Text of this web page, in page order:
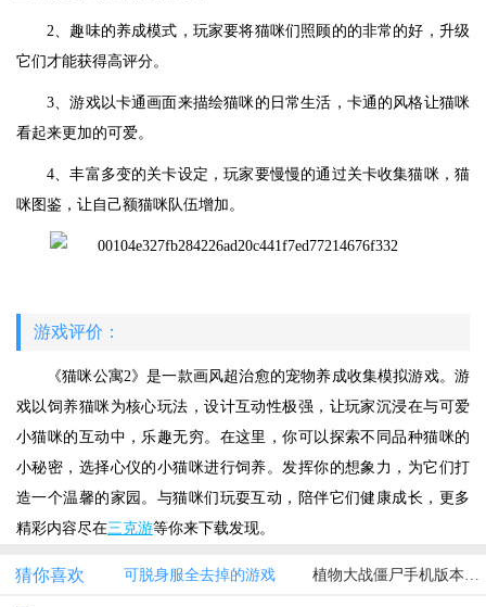
2、趣味的养成模式，玩家要将猫咪们照顾的的非常的好，升级
它们才能获得高评分。
3、游戏以卡通画面来描绘猫咪的日常生活，卡通的风格让猫咪
看起来更加的可爱。
4、丰富多变的关卡设定，玩家要慢慢的通过关卡收集猫咪，猫
咪图鉴，让自己额猫咪队伍增加。
游戏评价：
《猫咪公寓2》是一款画风超治愈的宠物养成收集模拟游戏。游
戏以饲养猫咪为核心玩法，设计互动性极强，让玩家沉浸在与可爱
小猫咪的互动中，乐趣无穷。在这里，你可以探索不同品种猫咪的
小秘密，选择心仪的小猫咪进行饲养。发挥你的想象力，为它们打
造一个温馨的家园。与猫咪们玩耍互动，陪伴它们健康成长，更多
精彩内容尽在三克游等你来下载发现。
猜你喜欢 可脱身服全去掉的游戏 植物大战僵尸手机版本大全